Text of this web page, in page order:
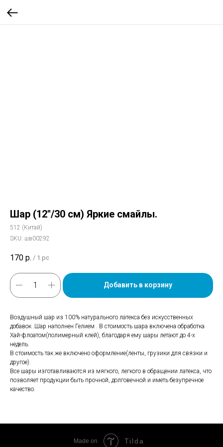
Шар (12''/30 см) Яркие смайлы.
512 (Китай)
SKU: шв00292
170 р. / 1 pc
Добавить в корзину
Воздушный шар из 100% натурального латекса без искусственных
добавок .Шар наполнен Гелием . В стоимость шара включена обработка
Хай-флоатом(полимерный клей), благодаря ему шары летают до 4-х
недель.
В стоимость так же включено оформление(ленты, грузики для связки и
другое).
Все шары изготавливаются из мягкого, легкого в обращении латекса, что
позволяет продукции быть прочной, долговечной и иметь безупречное
качество.
Made on Tilda